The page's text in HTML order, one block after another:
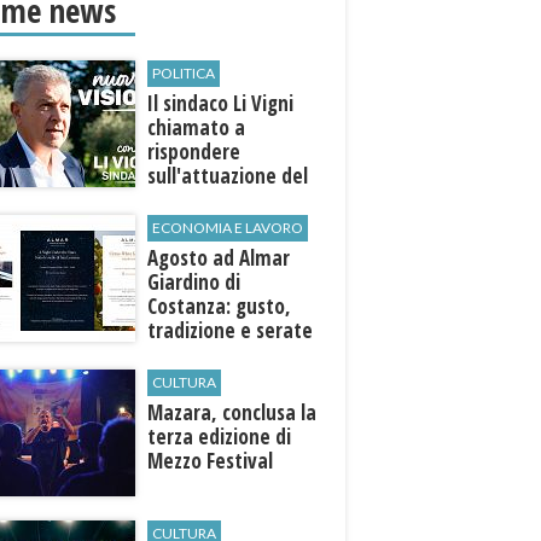
news
POLITICA
Il sindaco Li Vigni
chiamato a
rispondere
sull'attuazione del
ECONOMIA E LAVORO
Agosto ad Almar
Giardino di
Costanza: gusto,
tradizione e serate
anche agli ospiti
esterni
CULTURA
​Mazara, conclusa la
terza edizione di
Mezzo Festival
CULTURA